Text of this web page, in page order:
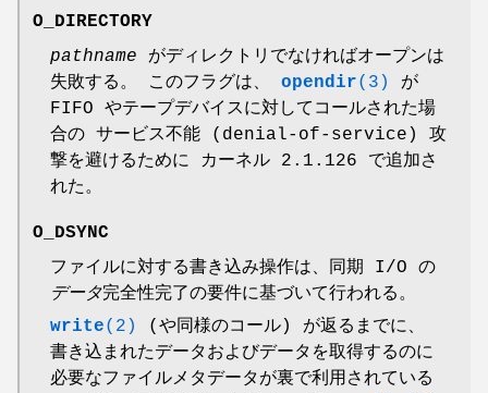
O_DIRECTORY
pathname がディレクトリでなければオープンは
失敗する。 このフラグは、 opendir(3)
が
FIFO やテープデバイスに対してコールされた場
合の サービス不能 (denial-of-service) 攻
撃を避けるために カーネル 2.1.126 で追加さ
れた。
O_DSYNC
ファイルに対する書き込み操作は、同期 I/O の
データ完全性完了の要件に基づいて行われる。
write(2)
(や同様のコール) が返るまでに、
書き込まれたデータおよびデータを取得するのに
必要なファイルメタデータが裏で利用されている